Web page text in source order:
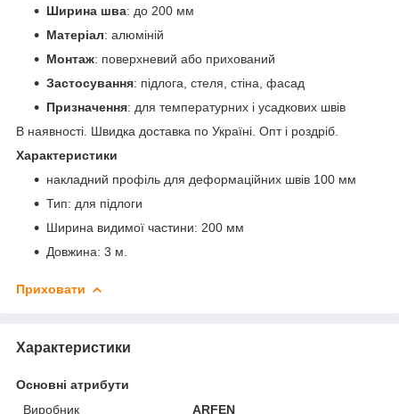
Ширина шва: до 200 мм
Матеріал: алюміній
Монтаж: поверхневий або прихований
Застосування: підлога, стеля, стіна, фасад
Призначення: для температурних і усадкових швів
В наявності. Швидка доставка по Україні. Опт і роздріб.
Характеристики
накладний профіль для деформаційних швів 100 мм
Тип: для підлоги
Ширина видимої частини: 200 мм
Довжина: 3 м.
Приховати
Характеристики
Основні атрибути
Виробник
ARFEN